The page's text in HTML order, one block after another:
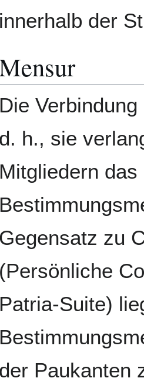
innerhalb der
Die
d. h., sie
Mitgliedern
Gegensatz zu
(Persönliche
Patria-Suite)
der Paukanten